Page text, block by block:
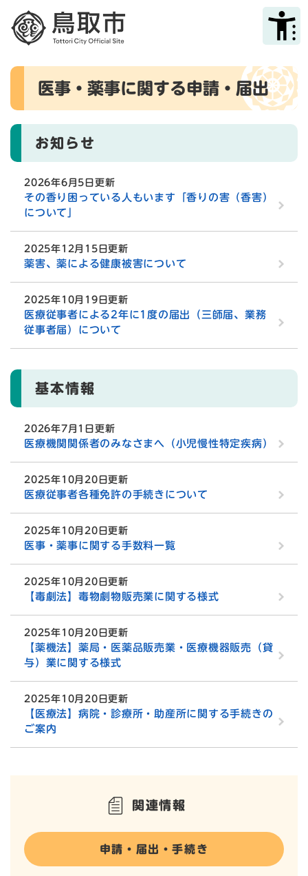
メニューを飛ばして本文へ
本
医事・薬事に関する申請・届出
お知らせ
2026年6月5日更新
その香り困っている人もいます「香りの害（香害）
について」
2025年12月15日更新
薬害、薬による健康被害について
2025年10月19日更新
医療従事者による2年に1度の届出（三師届、業務
従事者届）について
基本情報
2026年7月1日更新
医療機関関係者のみなさまへ（小児慢性特定疾病）
2025年10月20日更新
医療従事者各種免許の手続きについて
2025年10月20日更新
医事・薬事に関する手数料一覧
2025年10月20日更新
【毒劇法】毒物劇物販売業に関する様式
2025年10月20日更新
【薬機法】薬局・医薬品販売業・医療機器販売（貸
与）業に関する様式
2025年10月20日更新
【医療法】病院・診療所・助産所に関する手続きの
ご案内
関連情報
申請・届出・手続き